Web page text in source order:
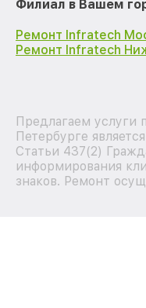
Филиал в Вашем
Ремонт Infratech
Ремонт Infratech
Предлагаем услуги
Петербурге
Статьи 437(2)
информирования
знаков. Ремонт